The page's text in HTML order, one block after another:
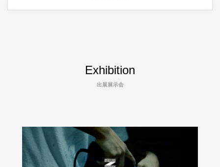
Exhibition
出展展示会